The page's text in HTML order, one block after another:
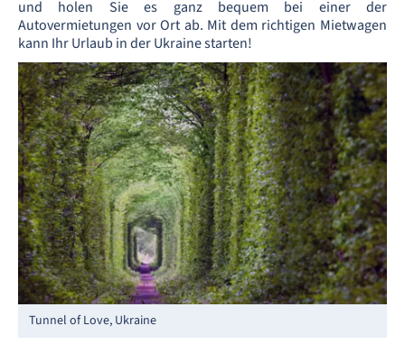
und holen Sie es ganz bequem bei einer der
Autovermietungen vor Ort ab. Mit dem richtigen Mietwagen
kann Ihr Urlaub in der Ukraine starten!
Tunnel of Love, Ukraine